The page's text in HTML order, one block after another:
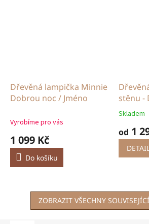
Dřevěná lampička Minnie
Dobrou noc / Jméno
Vyrobíme pro vás
1 099 Kč
Do košíku
stěnu -
Jméno
Průměrné
produktu
Skladem
od 1
DETAIL
ZOBRAZIT VŠECHNY